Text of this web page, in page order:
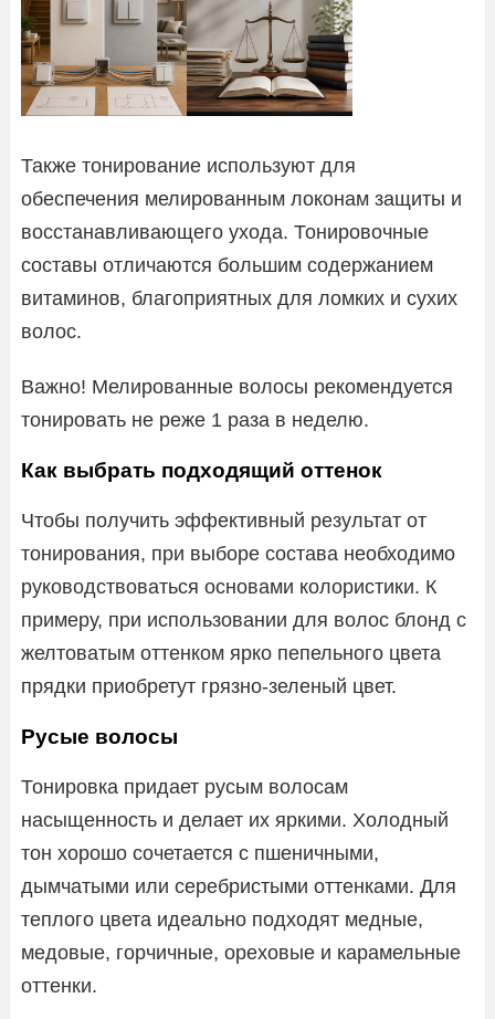
Также тонирование используют для
обеспечения мелированным локонам защиты и
восстанавливающего ухода. Тонировочные
составы отличаются большим содержанием
витаминов, благоприятных для ломких и сухих
волос.
Важно! Мелированные волосы рекомендуется
тонировать не реже 1 раза в неделю.
Как выбрать подходящий оттенок
Чтобы получить эффективный результат от
тонирования, при выборе состава необходимо
руководствоваться основами колористики. К
примеру, при использовании для волос блонд с
желтоватым оттенком ярко пепельного цвета
прядки приобретут грязно-зеленый цвет.
Русые волосы
Тонировка придает русым волосам
насыщенность и делает их яркими. Холодный
тон хорошо сочетается с пшеничными,
дымчатыми или серебристыми оттенками. Для
теплого цвета идеально подходят медные,
медовые, горчичные, ореховые и карамельные
оттенки.